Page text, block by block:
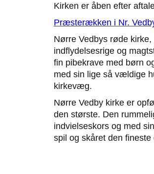
Kirken er åben efter
Præsterækken i Nr.
Nørre Vedbys røde
indflydelsesrige og
fin pibekrave med børn
med sin lige så vældige
kirkevæg.
Nørre Vedby kirke er
den største. Den
indvielseskors og med
spil og skåret den